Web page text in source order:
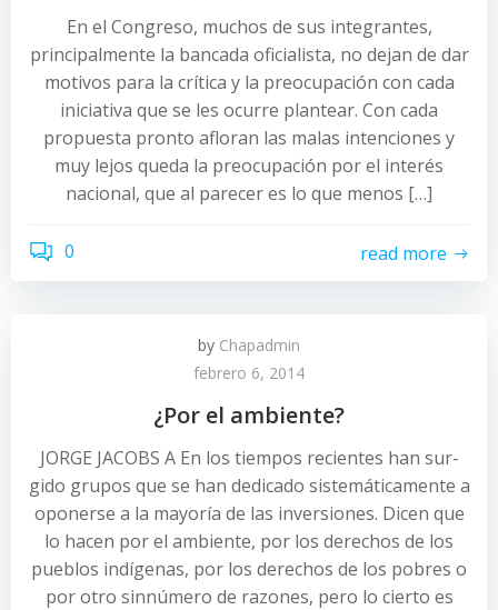
En el Congreso, muchos de sus integrantes,
principalmente la bancada oficialista, no dejan de dar
motivos para la crítica y la preocupación con cada
iniciativa que se les ocurre plantear. Con cada
propuesta pronto afloran las malas intenciones y
muy lejos queda la preocupación por el interés
nacional, que al parecer es lo que menos […]
0 read more
by Chapadmin
febrero 6, 2014
¿Por el ambiente?
JORGE JACOBS A En los tiempos recientes han sur-
gido grupos que se han dedicado sistemáticamente a
oponerse a la mayoría de las inversiones. Dicen que
lo hacen por el ambiente, por los derechos de los
pueblos indígenas, por los derechos de los pobres o
por otro sinnúmero de razones, pero lo cierto es